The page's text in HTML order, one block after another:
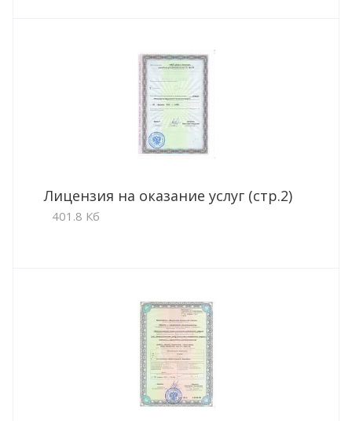
Лицензия на оказание услуг (стр.2)
401.8 Кб